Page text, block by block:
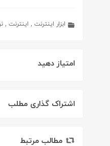
ابزار اینترنت , اینترنت ,
امتیاز دهید
اشتراک گذاری مطلب
مطالب مرتبط